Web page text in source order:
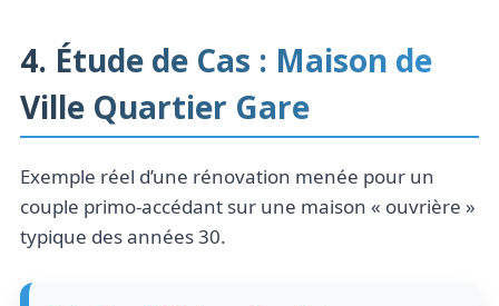
4. Étude de Cas : Maison de
Ville Quartier Gare
Exemple réel d’une rénovation menée pour un
couple primo-accédant sur une maison « ouvrière »
typique des années 30.